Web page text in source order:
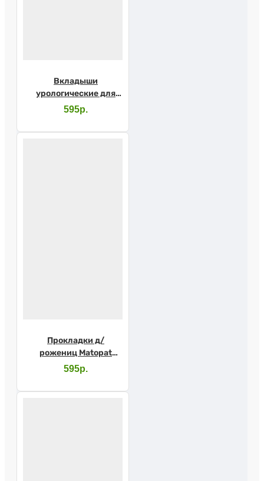
Вкладыши
урологические для
мужчин SENI MAN
595р.
Прокладки д/
рожениц Matopat
стер. 10шт
595р.